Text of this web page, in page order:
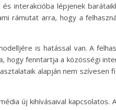
interakcióba lépjenek
rámutat arra, hogy a
is hatással van. A
hogy fenntartja a közösségi
alapján nem szívesen
új kihívásaival kapcsolatos.